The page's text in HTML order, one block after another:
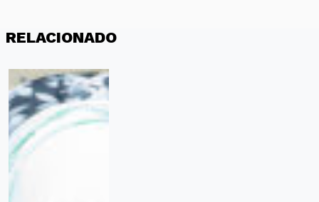
RELACIONADO